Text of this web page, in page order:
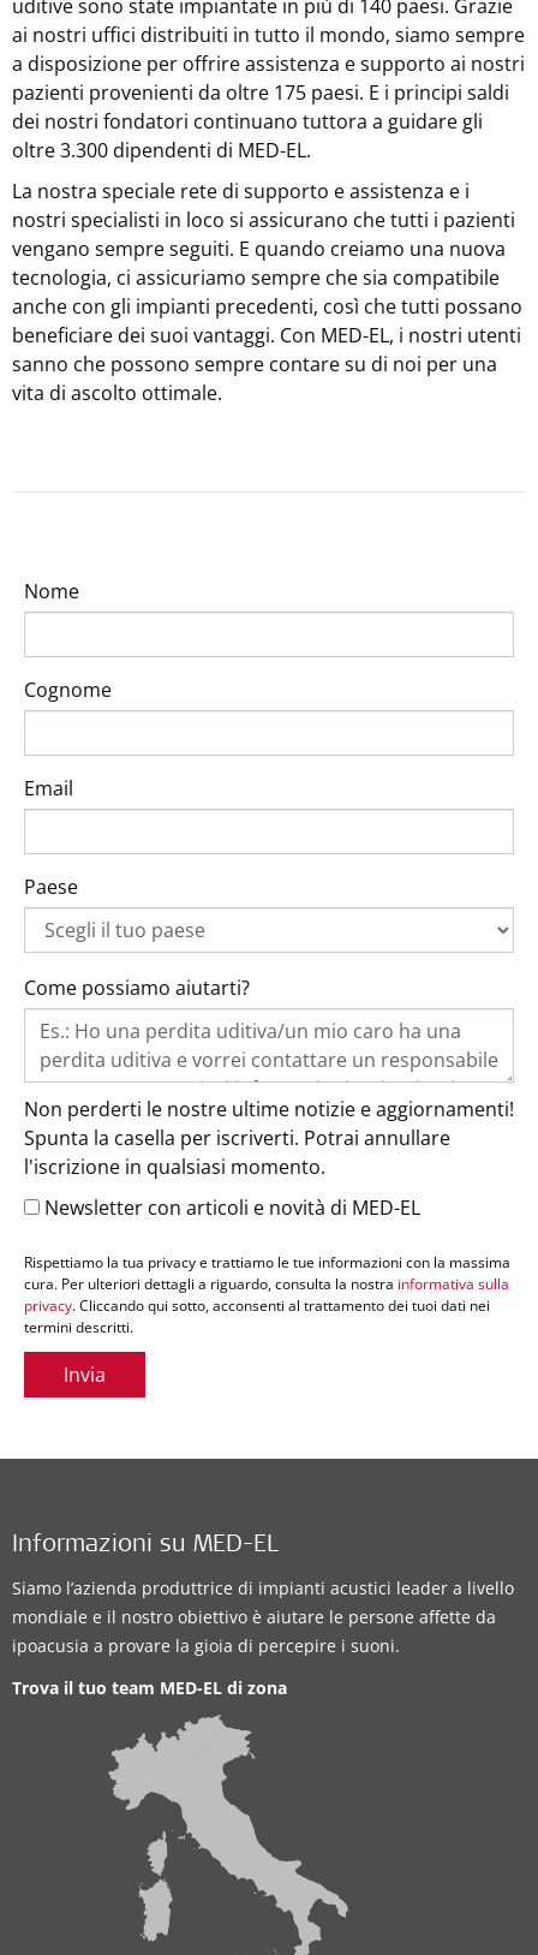
uditive sono state impiantate in più di 140 paesi. Grazie
ai nostri uffici distribuiti in tutto il mondo, siamo sempre
a disposizione per offrire assistenza e supporto ai nostri
pazienti provenienti da oltre 175 paesi. E i principi saldi
dei nostri fondatori continuano tuttora a guidare gli
oltre 3.300 dipendenti di MED-EL.
La nostra speciale rete di supporto e assistenza e i
nostri specialisti in loco si assicurano che tutti i pazienti
vengano sempre seguiti. E quando creiamo una nuova
tecnologia, ci assicuriamo sempre che sia compatibile
anche con gli impianti precedenti, così che tutti possano
beneficiare dei suoi vantaggi. Con MED-EL, i nostri utenti
sanno che possono sempre contare su di noi per una
vita di ascolto ottimale.
Nome
Cognome
Email
Paese
Come possiamo aiutarti?
Non perderti le nostre ultime notizie e aggiornamenti!
Spunta la casella per iscriverti. Potrai annullare
l'iscrizione in qualsiasi momento.
Newsletter con articoli e novità di MED-EL
Rispettiamo la tua privacy e trattiamo le tue informazioni con la massima
cura. Per ulteriori dettagli a riguardo, consulta la nostra informativa sulla
privacy. Cliccando qui sotto, acconsenti al trattamento dei tuoi dati nei
termini descritti.
Invia
Informazioni su MED-EL
Siamo l’azienda produttrice di impianti acustici leader a livello
mondiale e il nostro obiettivo è aiutare le persone affette da
ipoacusia a provare la gioia di percepire i suoni.
Trova il tuo team MED-EL di zona